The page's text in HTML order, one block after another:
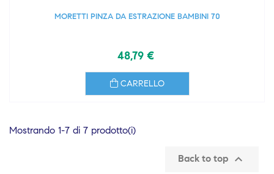
MORETTI PINZA DA ESTRAZIONE BAMBINI 70
48,79 €
CARRELLO
Mostrando 1-7 di 7 prodotto(i)
Back to top 